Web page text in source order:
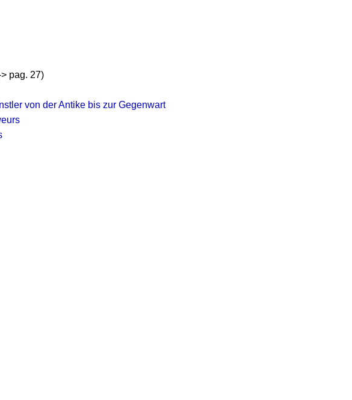
> pag. 27)
von der Antike bis zur Gegenwart